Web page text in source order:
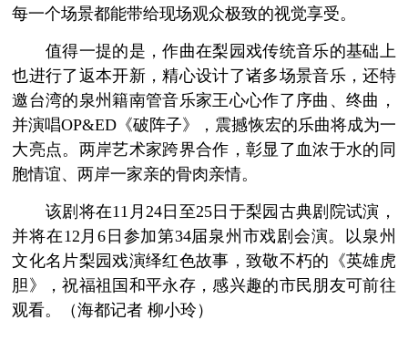
每一个场景都能带给现场观众极致的视觉享受。
值得一提的是，作曲在梨园戏传统音乐的基础上
也进行了返本开新，精心设计了诸多场景音乐，还特
邀台湾的泉州籍南管音乐家王心心作了序曲、终曲，
并演唱OP&ED《破阵子》，震撼恢宏的乐曲将成为一
大亮点。两岸艺术家跨界合作，彰显了血浓于水的同
胞情谊、两岸一家亲的骨肉亲情。
该剧将在11月24日至25日于梨园古典剧院试演，
并将在12月6日参加第34届泉州市戏剧会演。以泉州
文化名片梨园戏演绎红色故事，致敬不朽的《英雄虎
胆》，祝福祖国和平永存，感兴趣的市民朋友可前往
观看。（海都记者 柳小玲）